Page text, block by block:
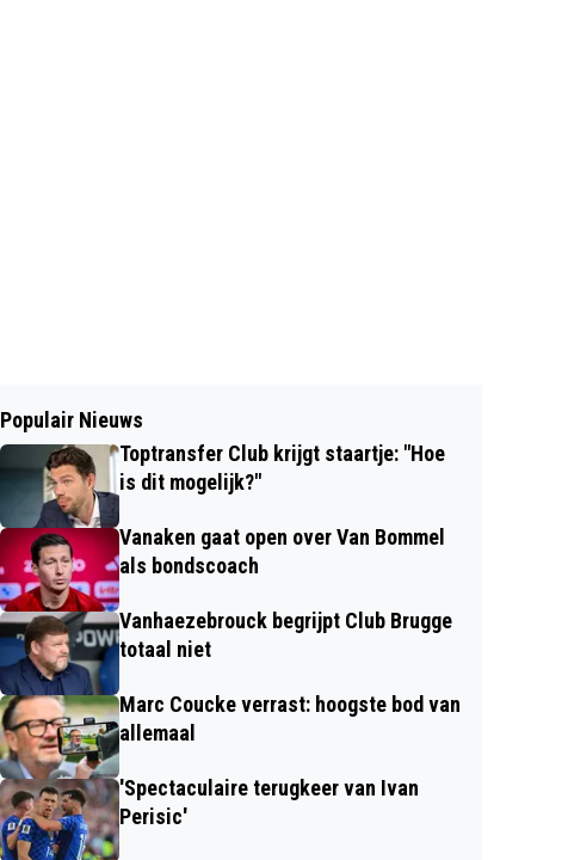
Populair Nieuws
Toptransfer Club krijgt staartje: "Hoe
is dit mogelijk?"
Vanaken gaat open over Van Bommel
als bondscoach
Vanhaezebrouck begrijpt Club Brugge
totaal niet
Marc Coucke verrast: hoogste bod van
allemaal
'Spectaculaire terugkeer van Ivan
Perisic'